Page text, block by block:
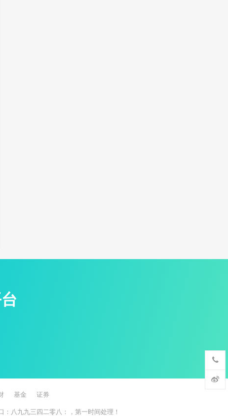
基金 证券
八九九三四二零八：，第一时间处理！